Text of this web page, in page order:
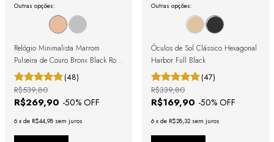
Outras opções:
Relógio Minimalista Marrom
Pulseira de Couro Bronx Black Rosé
Gold 40mm
(48)
R$269,90 -50% OFF
R$539,80
6 x de R$44,98 sem juros
Outras opções:
Óculos de Sol Clássico Hexagonal
Harbor Full Black
(47)
R$169,90 -50% OFF
R$339,80
6 x de R$28,32 sem juros